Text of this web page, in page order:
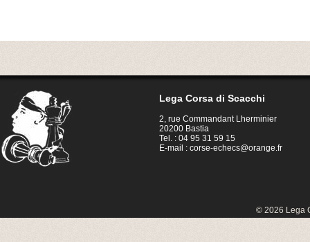
Lega Corsa di Scacchi
2, rue Commandant Lherminier
20200 Bastia
Tel. : 04 95 31 59 15
E-mail :corse-echecs@orange.fr
© 2026 Lega